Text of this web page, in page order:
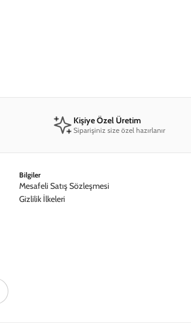
Kişiye Özel Üretim
Siparişiniz size özel hazırlanır
Bilgiler
Mesafeli Satış Sözleşmesi
Gizlilik İlkeleri